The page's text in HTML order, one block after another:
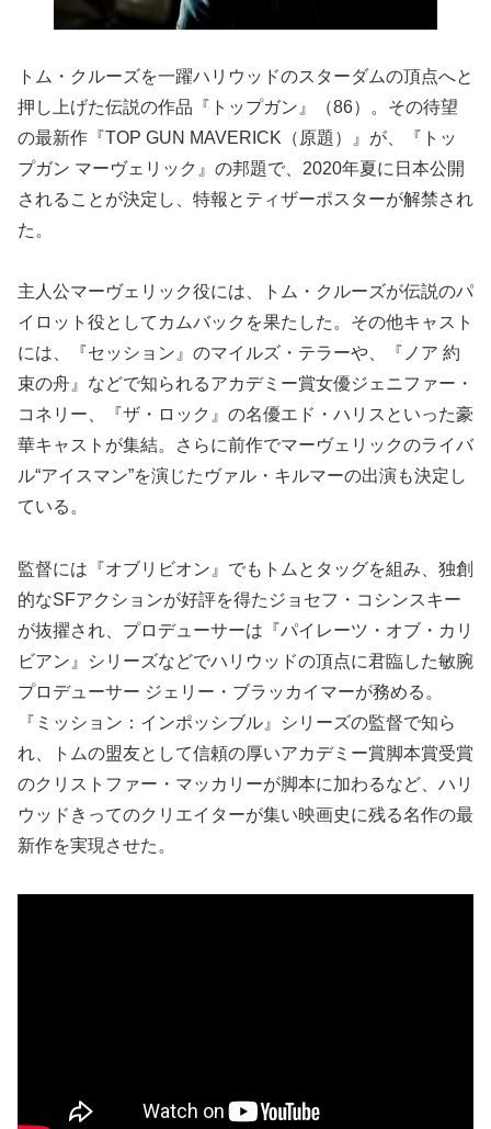
トム・クルーズを一躍ハリウッドのスターダムの頂点へと
押し上げた伝説の作品『トップガン』（86）。その待望
の最新作『TOP GUN MAVERICK（原題）』が、『トッ
プガン マーヴェリック』の邦題で、2020年夏に日本公開
されることが決定し、特報とティザーポスターが解禁され
た。
主人公マーヴェリック役には、トム・クルーズが伝説のパ
イロット役としてカムバックを果たした。その他キャスト
には、『セッション』のマイルズ・テラーや、『ノア 約
束の舟』などで知られるアカデミー賞女優ジェニファー・
コネリー、『ザ・ロック』の名優エド・ハリスといった豪
華キャストが集結。さらに前作でマーヴェリックのライバ
ル“アイスマン”を演じたヴァル・キルマーの出演も決定し
ている。
監督には『オブリビオン』でもトムとタッグを組み、独創
的なSFアクションが好評を得たジョセフ・コシンスキー
が抜擢され、プロデューサーは『パイレーツ・オブ・カリ
ビアン』シリーズなどでハリウッドの頂点に君臨した敏腕
プロデューサー ジェリー・ブラッカイマーが務める。
『ミッション：インポッシブル』シリーズの監督で知ら
れ、トムの盟友として信頼の厚いアカデミー賞脚本賞受賞
のクリストファー・マッカリーが脚本に加わるなど、ハリ
ウッドきってのクリエイターが集い映画史に残る名作の最
新作を実現させた。